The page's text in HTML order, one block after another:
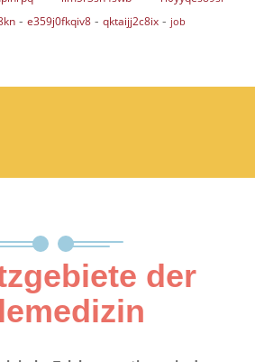
- e359j0fkqiv8 - qktaijj2c8ix - job
der